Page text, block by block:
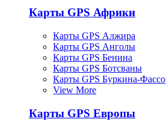
Карты GPS Африки
Карты GPS Алжира
Карты GPS Анголы
Карты GPS Бенина
Карты GPS Ботсваны
Карты GPS Буркина-Фассо
View More
Карты GPS Европы